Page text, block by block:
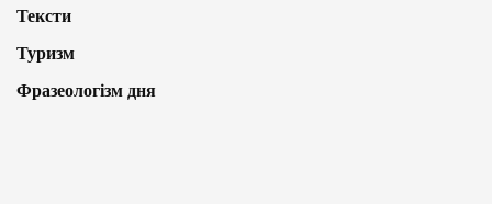
Тексти
Туризм
Фразеологізм дня